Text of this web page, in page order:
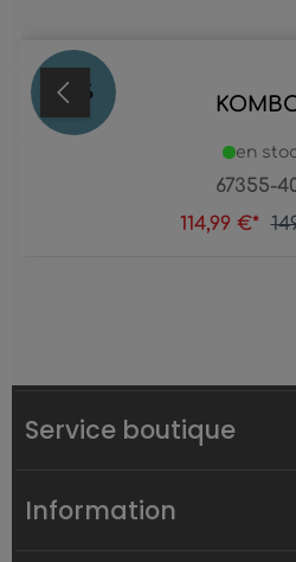
23 %
67355-
en
114,99 €*
Service boutique
Information